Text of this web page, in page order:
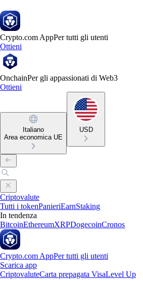
Crypto.com AppPer tutti gli utenti
Ottieni
OnchainPer gli appassionati di Web3
Ottieni
Italiano
Area economica UE
USD
Criptovalute
Tutti i tokenPanieriEarnStaking
In tendenza
BitcoinEthereumXRPDogecoinCronos
Crypto.com AppPer tutti gli utenti
Scarica app
CriptovaluteCarta prepagata VisaLevel Up